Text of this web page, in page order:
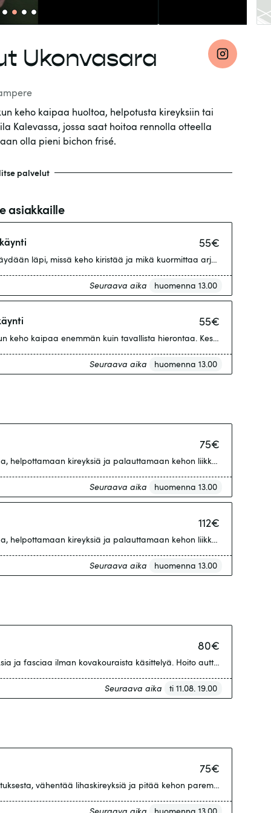
Ukonvasara
keho kaipaa huoltoa, helpotusta kireyksiin tai
Kalevassa, jossa saat hoitoa rennolla otteella
olla pieni bichon frisé.
palvelut
asiakkaille
55€
läpi, missä keho kiristää ja mikä kuormittaa arjessa tai
Seuraava aika huomenna 13.00
55€
keho kaipaa enemmän kuin tavallista hierontaa. Keskitytään
Seuraava aika huomenna 13.00
75€
helpottamaan kireyksiä ja palauttamaan kehon liikkuvuutta.
Seuraava aika huomenna 13.00
112€
helpottamaan kireyksiä ja palauttamaan kehon liikkuvuutta.
Seuraava aika huomenna 13.00
80€
ja fasciaa ilman kovakouraista käsittelyä. Hoito auttaa
Seuraava aika ti 11.08. 19.00
75€
vähentää lihaskireyksiä ja pitää kehon paremmin